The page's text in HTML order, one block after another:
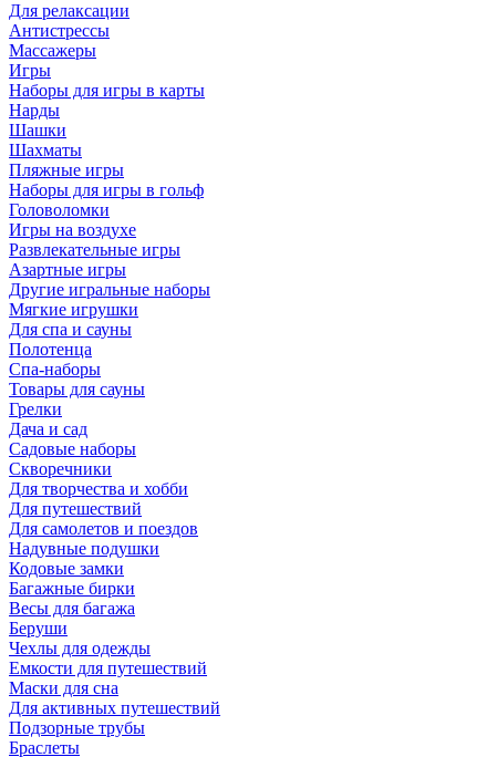
Для релаксации
Антистрессы
Массажеры
Игры
Наборы для игры в карты
Нарды
Шашки
Шахматы
Пляжные игры
Наборы для игры в гольф
Головоломки
Игры на воздухе
Развлекательные игры
Азартные игры
Другие игральные наборы
Мягкие игрушки
Для спа и сауны
Полотенца
Спа-наборы
Товары для сауны
Грелки
Дача и сад
Садовые наборы
Скворечники
Для творчества и хобби
Для путешествий
Для самолетов и поездов
Надувные подушки
Кодовые замки
Багажные бирки
Весы для багажа
Беруши
Чехлы для одежды
Емкости для путешествий
Маски для сна
Для активных путешествий
Подзорные трубы
Браслеты